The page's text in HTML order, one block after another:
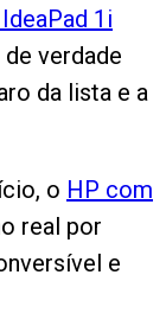
1i
verdade
da lista e a
o HP com
real por
e